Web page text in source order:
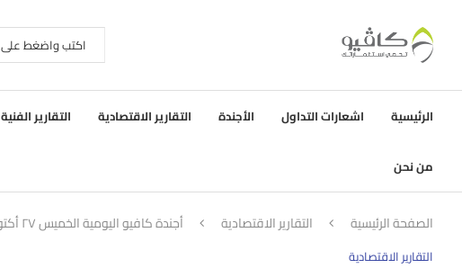
الرئيسية اشعارات التداول الأجندة التقارير الاقتصادية التقارير الفنية
من نحن
الصفحة الرئيسية التقارير الاقتصادية أجندة كافيو اليومية الخميس ٢٧ أكتوبر ٢٠١٦
التقارير الاقتصادية